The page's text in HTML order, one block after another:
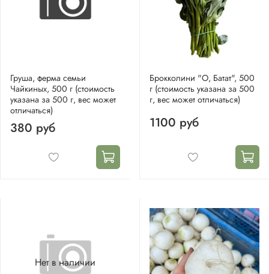
Груша, ферма семьи
Чайкиных, 500 г (стоимость
указана за 500 г, вес может
отличаться)
380 руб
Брокколини "О, Батат", 500
г (стоимость указана за 500
г, вес может отличаться)
1100 руб
Нет в наличии